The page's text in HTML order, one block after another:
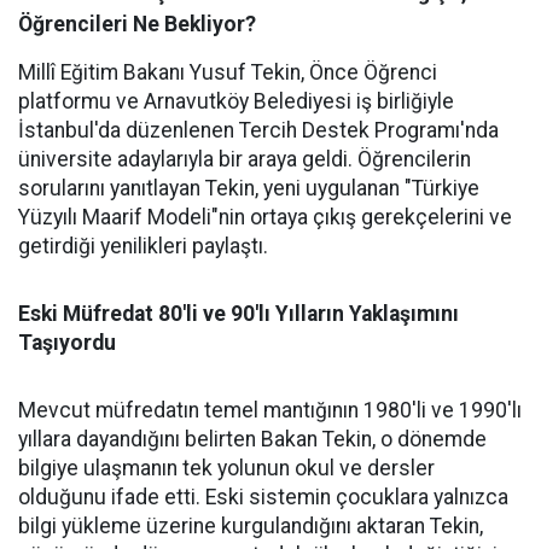
Öğrencileri Ne Bekliyor?
Millî Eğitim Bakanı Yusuf Tekin, Önce Öğrenci
platformu ve Arnavutköy Belediyesi iş birliğiyle
İstanbul'da düzenlenen Tercih Destek Programı'nda
üniversite adaylarıyla bir araya geldi. Öğrencilerin
sorularını yanıtlayan Tekin, yeni uygulanan "Türkiye
Yüzyılı Maarif Modeli"nin ortaya çıkış gerekçelerini ve
getirdiği yenilikleri paylaştı.
Eski Müfredat 80'li ve 90'lı Yılların Yaklaşımını
Taşıyordu
Mevcut müfredatın temel mantığının 1980'li ve 1990'lı
yıllara dayandığını belirten Bakan Tekin, o dönemde
bilgiye ulaşmanın tek yolunun okul ve dersler
olduğunu ifade etti. Eski sistemin çocuklara yalnızca
bilgi yükleme üzerine kurgulandığını aktaran Tekin,